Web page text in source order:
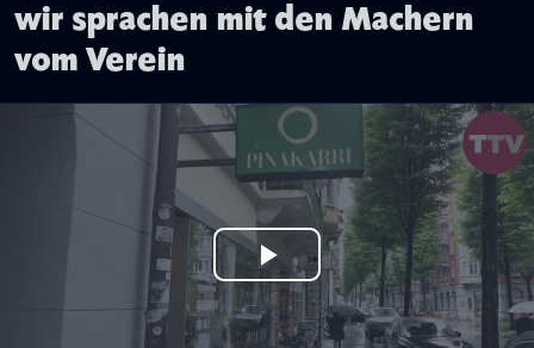
wir sprachen mit den Machern
vom Verein